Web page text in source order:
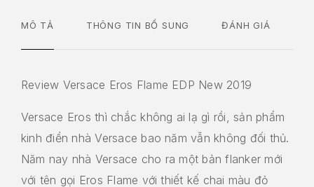
MÔ TẢ THÔNG TIN BỔ SUNG ĐÁNH GIÁ
Review Versace Eros Flame EDP New 2019
Versace Eros thì chắc không ai lạ gì rồi, sản phẩm
kinh điển nhà Versace bao năm vẫn không đối thủ.
Năm nay nhà Versace cho ra một bản flanker mới
với tên gọi Eros Flame với thiết kế chai màu đỏ